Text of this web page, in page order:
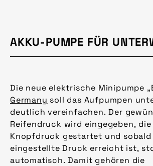
AKKU-PUMPE FÜR
Die neue elektrische Minipumpe
Germany soll das Aufpumpen
deutlich vereinfachen. Der
Reifendruck wird eingegeben, die
Knopfdruck gestartet und sobald
eingestellte Druck erreicht ist,
automatisch. Damit gehören die